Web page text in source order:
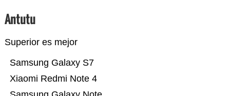
Antutu
Superior es mejor
Xiaomi Redmi Note 4
Samsung Galaxy S7